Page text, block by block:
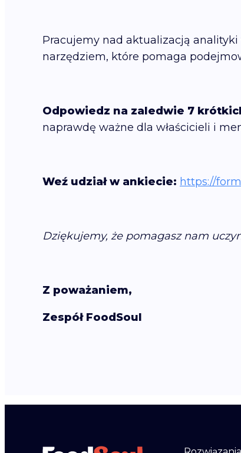
Pracujemy nad aktualizacją analityki
narzędziem, które pomaga
Odpowiedz na zaledwie 7
naprawdę ważne dla właścicieli i
Weź udział w ankiecie: https://
Dziękujemy, że pomagasz nam
Z poważaniem,
Zespół FoodSoul